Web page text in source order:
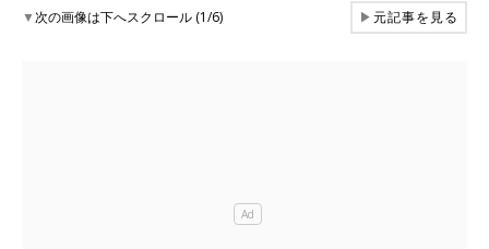
▼次の画像は下へスクロール (1/6) ▶元記事を見る